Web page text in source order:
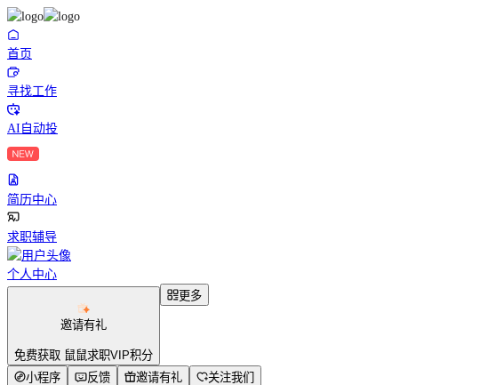
首页
寻找工作
AI自动投
简历中心
求职辅导
个人中心
邀请有礼
免费获取 鼠鼠求职VIP积分
更多
小程序 反馈 邀请有礼
关注我们